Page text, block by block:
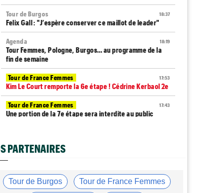
18:37
Tour de Burgos
Felix Gall : "J’espère conserver ce maillot de leader"
18:19
Agenda
Tour Femmes, Pologne, Burgos… au programme de la
fin de semaine
17:53
Tour de France Femmes
Kim Le Court remporte la 6e étape ! Cédrine Kerbaol 2e
17:43
Tour de France Femmes
Une portion de la 7e étape sera interdite au public
déçoit !
Votre abonnement à Cyclism'Actu sans pub ni pop up :
9,99€ pour 1 an
PARTENAIRES
Tour de Burgos Tour de France Femmes